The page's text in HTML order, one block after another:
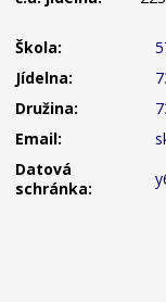
Škola:
Jídelna:
Družina:
Email:
Datová
schránka: